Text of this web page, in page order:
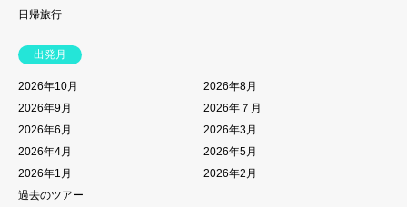
日帰旅行
出発月
2026年10月
2026年8月
2026年9月
2026年７月
2026年6月
2026年3月
2026年4月
2026年5月
2026年1月
2026年2月
過去のツアー